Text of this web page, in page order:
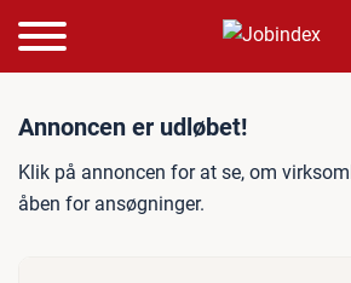
Jobannonce:
Annoncen er udløbet!
Klik på annoncen for at se, om
åben for ansøgninger.